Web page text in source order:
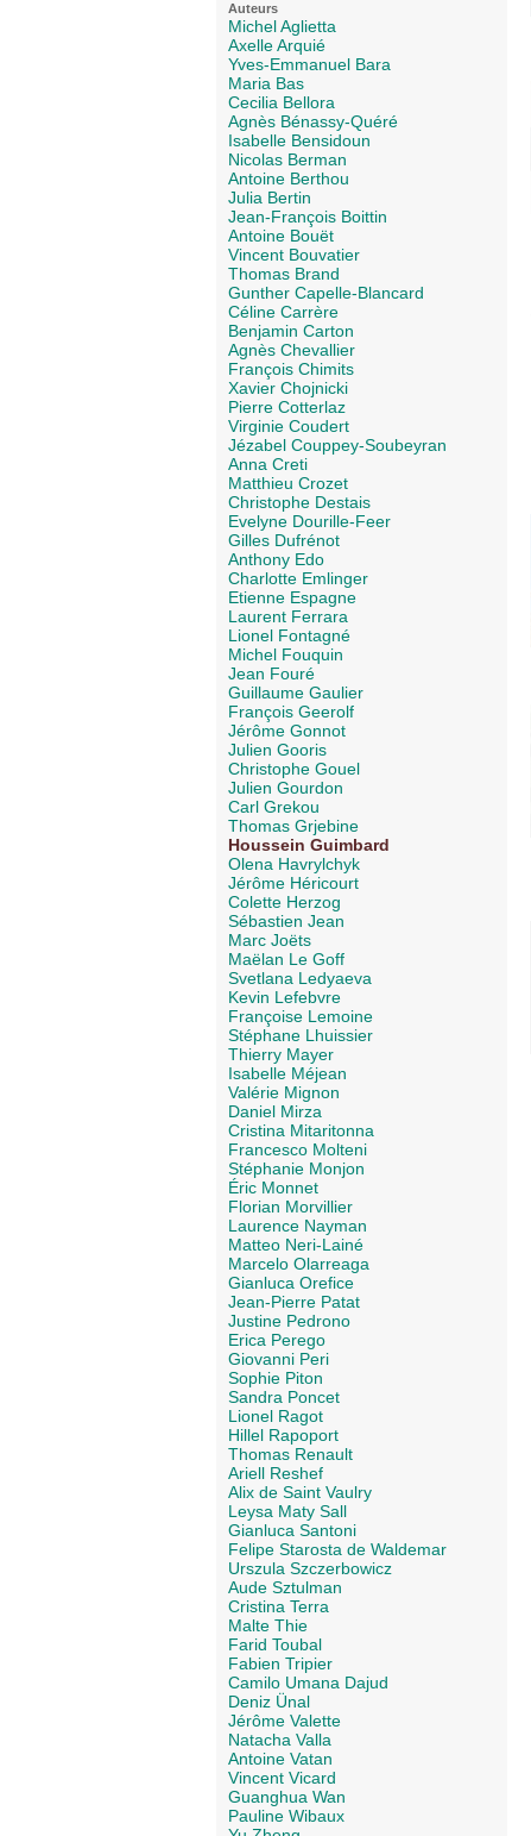
Auteurs
Michel Aglietta
Axelle Arquié
Yves-Emmanuel Bara
Maria Bas
Cecilia Bellora
Agnès Bénassy-Quéré
Isabelle Bensidoun
Nicolas Berman
Antoine Berthou
Julia Bertin
Jean-François Boittin
Antoine Bouët
Vincent Bouvatier
Thomas Brand
Gunther Capelle-Blancard
Céline Carrère
Benjamin Carton
Agnès Chevallier
François Chimits
Xavier Chojnicki
Pierre Cotterlaz
Virginie Coudert
Jézabel Couppey-Soubeyran
Anna Creti
Matthieu Crozet
Christophe Destais
Evelyne Dourille-Feer
Gilles Dufrénot
Anthony Edo
Charlotte Emlinger
Etienne Espagne
Laurent Ferrara
Lionel Fontagné
Michel Fouquin
Jean Fouré
Guillaume Gaulier
François Geerolf
Jérôme Gonnot
Julien Gooris
Christophe Gouel
Julien Gourdon
Carl Grekou
Thomas Grjebine
Houssein Guimbard
Olena Havrylchyk
Jérôme Héricourt
Colette Herzog
Sébastien Jean
Marc Joëts
Maëlan Le Goff
Svetlana Ledyaeva
Kevin Lefebvre
Françoise Lemoine
Stéphane Lhuissier
Thierry Mayer
Isabelle Méjean
Valérie Mignon
Daniel Mirza
Cristina Mitaritonna
Francesco Molteni
Stéphanie Monjon
Éric Monnet
Florian Morvillier
Laurence Nayman
Matteo Neri-Lainé
Marcelo Olarreaga
Gianluca Orefice
Jean-Pierre Patat
Justine Pedrono
Erica Perego
Giovanni Peri
Sophie Piton
Sandra Poncet
Lionel Ragot
Hillel Rapoport
Thomas Renault
Ariell Reshef
Alix de Saint Vaulry
Leysa Maty Sall
Gianluca Santoni
Felipe Starosta de Waldemar
Urszula Szczerbowicz
Aude Sztulman
Cristina Terra
Malte Thie
Farid Toubal
Fabien Tripier
Camilo Umana Dajud
Deniz Ünal
Jérôme Valette
Natacha Valla
Antoine Vatan
Vincent Vicard
Guanghua Wan
Pauline Wibaux